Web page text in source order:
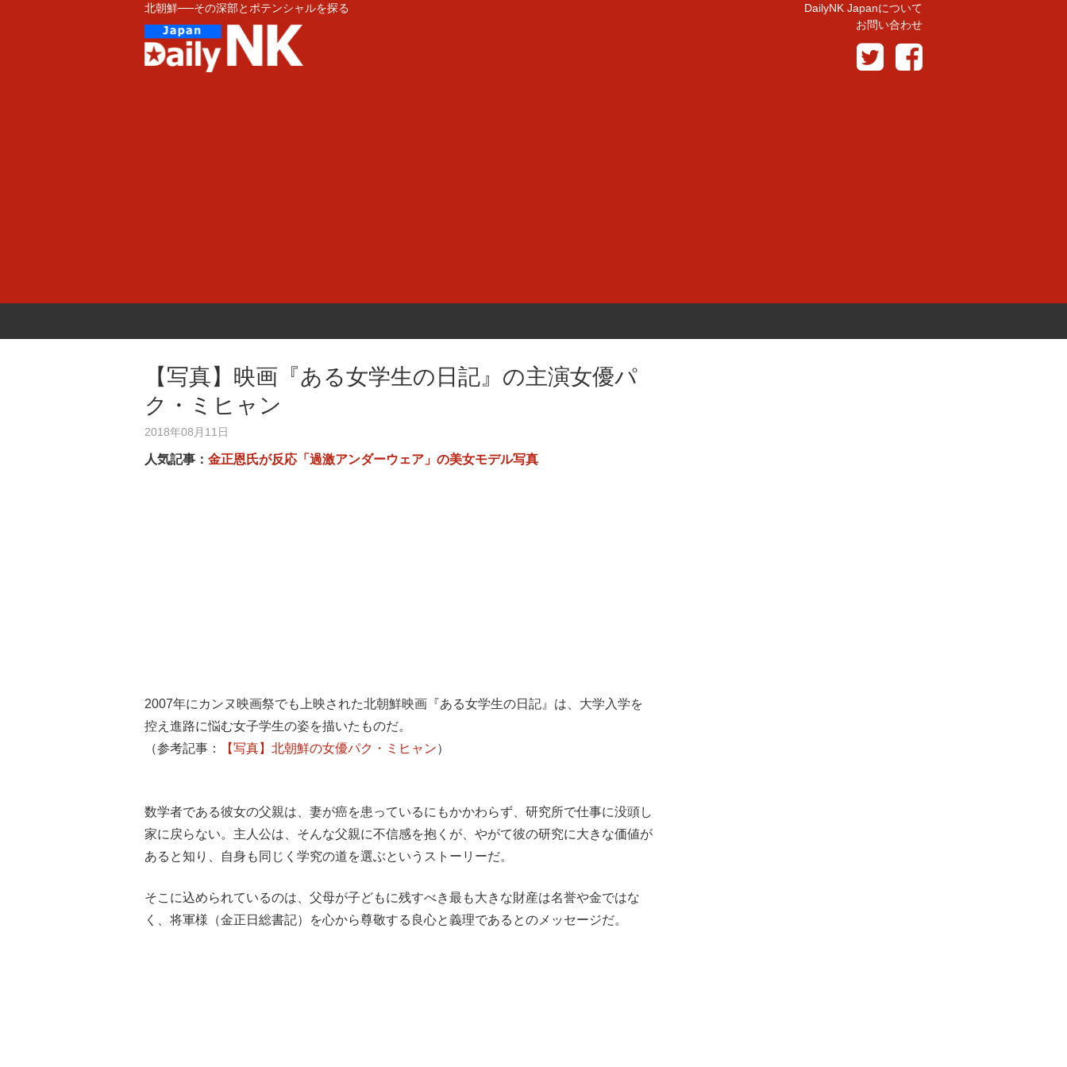
北朝鮮──その深部とポテンシャルを探る
DailyNK Japanについて
お問い合わせ
【写真】映画『ある女学生の日記』の主演女優パ
ク・ミヒャン
2018年08月11日
人気記事： 金正恩氏が反応「過激アンダーウェア」の美女モデル写真
2007年にカンヌ映画祭でも上映された北朝鮮映画『ある女学生の日記』は、大学入学を
控え進路に悩む女子学生の姿を描いたものだ。
（参考記事：
【写真】北朝鮮の女優パク・ミヒャン）
数学者である彼女の父親は、妻が癌を患っているにもかかわらず、研究所で仕事に没頭し
家に戻らない。主人公は、そんな父親に不信感を抱くが、やがて彼の研究に大きな価値が
あると知り、自身も同じく学究の道を選ぶというストーリーだ。
そこに込められているのは、父母が子どもに残すべき最も大きな財産は名誉や金ではな
く、将軍様（金正日総書記）を心から尊敬する良心と義理であるとのメッセージだ。